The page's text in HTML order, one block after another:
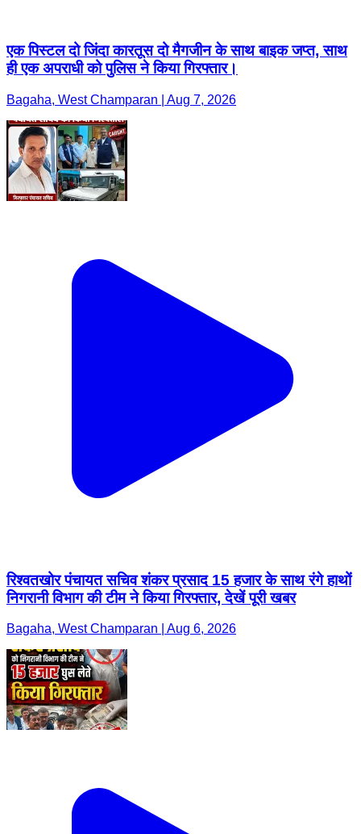
एक पिस्टल दो जिंदा कारतूस दो मैगजीन के साथ बाइक जप्त, साथ
ही एक अपराधी को पुलिस ने किया गिरफ्तार।
Bagaha, West Champaran | Aug 7, 2026
रिश्वतखोर पंचायत सचिव शंकर प्रसाद 15 हजार के साथ रंगे हाथों
निगरानी विभाग की टीम ने किया गिरफ्तार, देखें पूरी खबर
Bagaha, West Champaran | Aug 6, 2026